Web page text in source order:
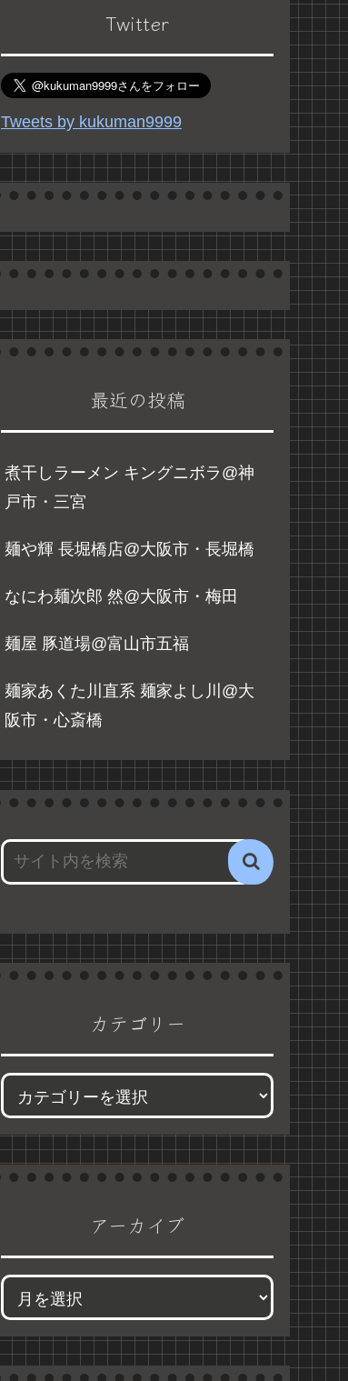
Twitter
Tweets by kukuman9999
最近の投稿
煮干しラーメン キングニボラ@神
戸市・三宮
麺や輝 長堀橋店@大阪市・長堀橋
なにわ麺次郎 然@大阪市・梅田
麺屋 豚道場@富山市五福
麺家あくた川直系 麺家よし川@大
阪市・心斎橋
カテゴリー
アーカイブ